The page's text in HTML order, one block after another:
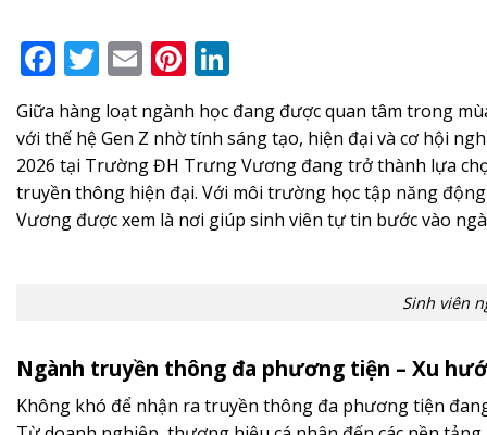
Facebook
Twitter
EmailPinterest
Giữa hàng loạt ngành học đang được quan tâm trong
với thế hệ Gen Z nhờ tính sáng tạo, hiện đại và cơ hội
2026 tại Trường ĐH Trưng Vương đang trở thành lựa
truyền thông hiện đại. Với môi trường học tập năng
Vương được xem là nơi giúp sinh viên tự tin bước vào
Sinh viên
Ngành truyền thông đa phương tiện – Xu
Không khó để nhận ra truyền thông đa phương tiện